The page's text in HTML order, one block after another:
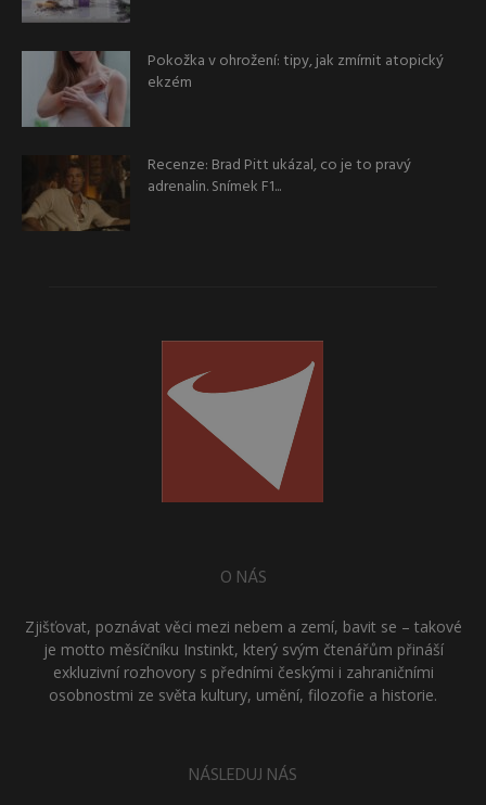
Pokožka v ohrožení: tipy, jak zmírnit atopický
ekzém
Recenze: Brad Pitt ukázal, co je to pravý
adrenalin. Snímek F1...
O NÁS
Zjišťovat, poznávat věci mezi nebem a zemí, bavit se – takové
je motto měsíčníku Instinkt, který svým čtenářům přináší
exkluzivní rozhovory s předními českými i zahraničními
osobnostmi ze světa kultury, umění, filozofie a historie.
NÁSLEDUJ NÁS